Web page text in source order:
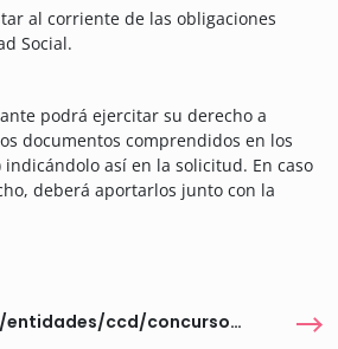
al corriente de las obligaciones
Social.
podrá ejercitar su derecho a
documentos comprendidos en los
indicándolo así en la solicitud. En caso
deberá aportarlos junto con la
https://www.upv.es/entidades/ccd/concurso-tfg-y-tfm/